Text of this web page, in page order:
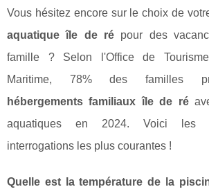
Vous hésitez encore sur le choix de
aquatique île de répour des
famille ? Selon l'Office de
Maritime, 78% des familles
hébergements familiaux île de ré
aquatiques en 2024. Voici les
interrogations les plus courantes !
Quelle est la température de la